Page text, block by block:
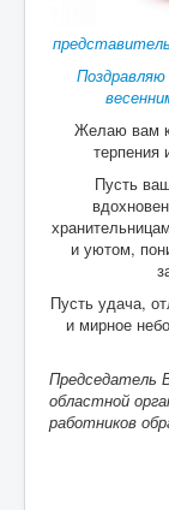
Поздравляю
Желаю вам
терпения
Пусть
и уютом,
Пусть удача,
и мирное
Председатель
областной
работников